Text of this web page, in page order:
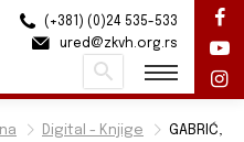
Digital - Knjige
GABRIĆ,
(+381) (0)24 535-533
ured@zkvh.org.rs
Pretraži